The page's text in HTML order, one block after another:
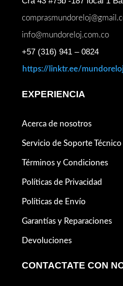
info@mundoreloj.com.co
+57 (316) 941 – 0824
https://linktr.ee/
EXPERIENCIA
Acerca de nosotros
Servicio de Soporte Técnico
Términos y Condiciones
Políticas de Privacidad
Políticas de Envío
Garantías y Reparaciones
Devoluciones
CONTACTATE CON